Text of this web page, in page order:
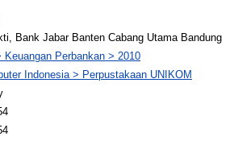
Bank Jabar Banten Cabang Utama Bandung
Keuangan Perbankan > 2010
Indonesia > Perpustakaan UNIKOM